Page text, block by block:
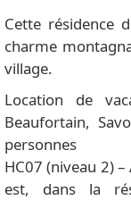
Cette résidence
charme
village.
Location de
Beaufortain,
personnes
HC07 (niveau 2)
est, dans la